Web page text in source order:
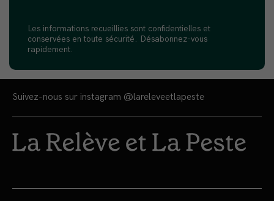
Les informations recueillies sont confidentielles et
conservées en toute sécurité. Désabonnez-vous
rapidement.
Suivez-nous sur instagram @lareleveetlapeste